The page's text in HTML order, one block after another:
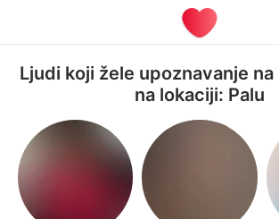
Ljudi koji žele upoznavanje na
na lokaciji: Palu